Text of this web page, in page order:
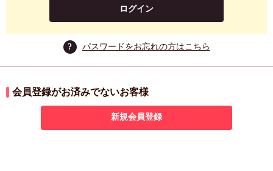
ログイン
? パスワードをお忘れの方はこちら
会員登録がお済みでないお客様
新規会員登録